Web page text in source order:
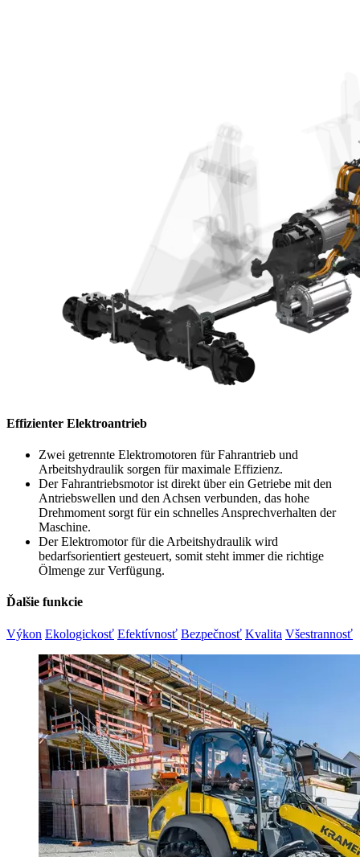
Effizienter Elektroantrieb
Zwei getrennte Elektromotoren für Fahrantrieb und
Arbeitshydraulik sorgen für maximale Effizienz.
Der Fahrantriebsmotor ist direkt über ein Getriebe mit den
Antriebswellen und den Achsen verbunden, das hohe
Drehmoment sorgt für ein schnelles Ansprechverhalten der
Maschine.
Der Elektromotor für die Arbeitshydraulik wird
bedarfsorientiert gesteuert, somit steht immer die richtige
Ölmenge zur Verfügung.
Ďalšie funkcie
Výkon Ekologickosť Efektívnosť Bezpečnosť Kvalita Všestrannosť